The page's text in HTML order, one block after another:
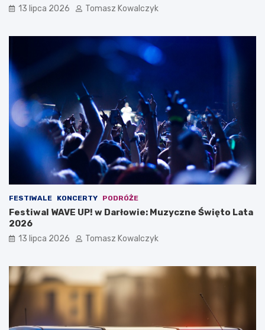
13 lipca 2026 Tomasz Kowalczyk
FESTIWALE KONCERTY PODRÓŻE
Festiwal WAVE UP! w Darłowie: Muzyczne Święto Lata
2026
13 lipca 2026 Tomasz Kowalczyk